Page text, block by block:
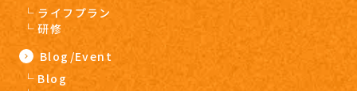
ライフプラン
研修
Blog/Event
Blog